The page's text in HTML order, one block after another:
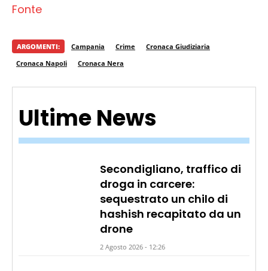
Ultime News
Secondigliano, traffico di
droga in carcere:
sequestrato un chilo di
hashish recapitato da un
drone
2 Agosto 2026 - 12:26
Fonte
ARGOMENTI: Campania Crime
Cronaca Giudiziaria
Cronaca Napoli
Cronaca Nera